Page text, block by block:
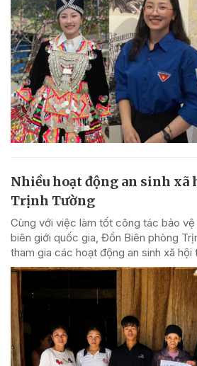
Nhiều hoạt động an sinh
Trịnh Tường
Cùng với việc làm tốt công tác bảo vệ
biên giới quốc gia, Đồn Biên phòng
tham gia các hoạt động an sinh xã hội